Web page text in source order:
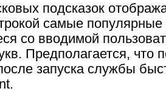
подсказок
самые
со вводимой
Предполагается, что
запуска службы